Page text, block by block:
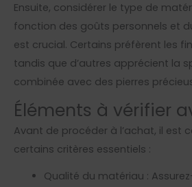
Ensuite, considérer le type de
fonction des goûts personnels et
est crucial. Certains préfèrent les
tandis que d’autres apprécient la
combinée avec des pierres
Éléments à vérifier
Avant de procéder à l’achat, il est
certains critères essentiels :
Qualité du matériau :